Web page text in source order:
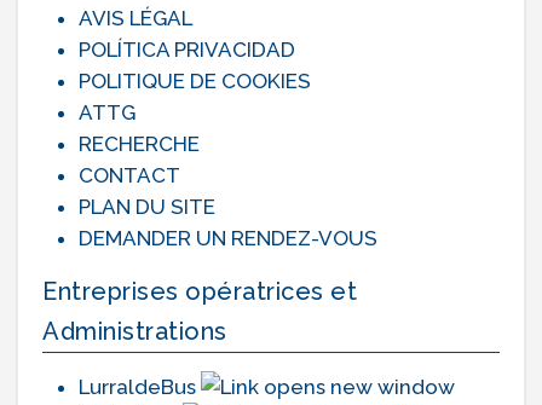
AVIS LÉGAL
POLÍTICA PRIVACIDAD
POLITIQUE DE COOKIES
ATTG
RECHERCHE
CONTACT
PLAN DU SITE
DEMANDER UN RENDEZ-VOUS
Entreprises opératrices et
Administrations
LurraldeBus